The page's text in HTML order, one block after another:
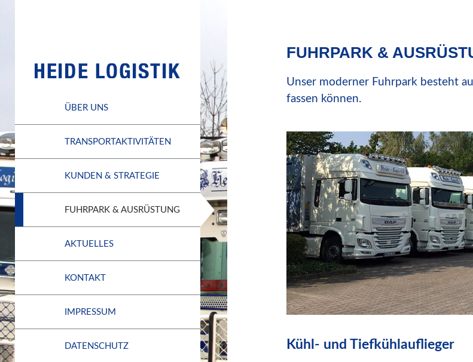
ÜBER UNS
TRANSPORTAKTIVITÄTEN
KUNDEN & STRATEGIE
FUHRPARK & AUSRÜSTUNG
AKTUELLES
KONTAKT
IMPRESSUM
DATENSCHUTZ
FUHRPARK &
Unser moderner Fuhrpark besteht
fassen können.
Kühl- und Tiefkühlauflieger